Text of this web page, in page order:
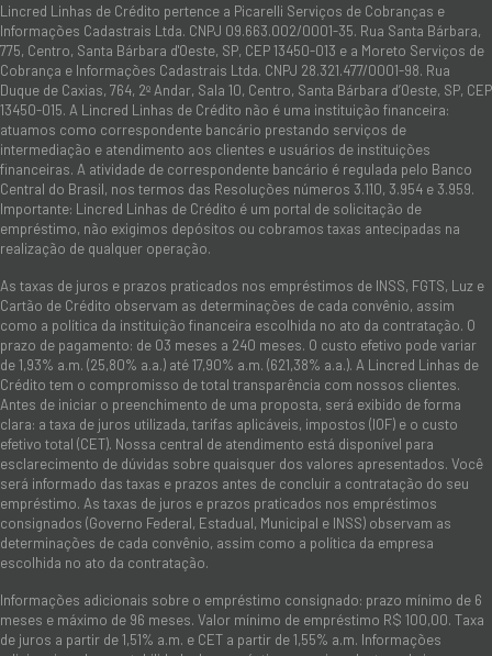
Lincred Linhas de Crédito pertence a Picarelli Serviços de Cobranças e
Informações Cadastrais Ltda. CNPJ 09.663.002/0001-35. Rua Santa Bárbara,
775, Centro, Santa Bárbara d'Oeste, SP, CEP 13450-013 e a Moreto Serviços de
Cobrança e Informações Cadastrais Ltda. CNPJ 28.321.477/0001-98. Rua
Duque de Caxias, 764, 2º Andar, Sala 10, Centro, Santa Bárbara d’Oeste, SP, CEP
13450-015. A Lincred Linhas de Crédito não é uma instituição financeira:
atuamos como correspondente bancário prestando serviços de
intermediação e atendimento aos clientes e usuários de instituições
financeiras. A atividade de correspondente bancário é regulada pelo Banco
Central do Brasil, nos termos das Resoluções números 3.110, 3.954 e 3.959.
Importante: Lincred Linhas de Crédito é um portal de solicitação de
empréstimo, não exigimos depósitos ou cobramos taxas antecipadas na
realização de qualquer operação.
As taxas de juros e prazos praticados nos empréstimos de INSS, FGTS, Luz e
Cartão de Crédito observam as determinações de cada convênio, assim
como a política da instituição financeira escolhida no ato da contratação. O
prazo de pagamento: de 03 meses a 240 meses. O custo efetivo pode variar
de 1,93% a.m. (25,80% a.a.) até 17,90% a.m. (621,38% a.a.). A Lincred Linhas de
Crédito tem o compromisso de total transparência com nossos clientes.
Antes de iniciar o preenchimento de uma proposta, será exibido de forma
clara: a taxa de juros utilizada, tarifas aplicáveis, impostos (IOF) e o custo
efetivo total (CET). Nossa central de atendimento está disponível para
esclarecimento de dúvidas sobre quaisquer dos valores apresentados. Você
será informado das taxas e prazos antes de concluir a contratação do seu
empréstimo. As taxas de juros e prazos praticados nos empréstimos
consignados (Governo Federal, Estadual, Municipal e INSS) observam as
determinações de cada convênio, assim como a política da empresa
escolhida no ato da contratação.
Informações adicionais sobre o empréstimo consignado: prazo mínimo de 6
meses e máximo de 96 meses. Valor mínimo de empréstimo R$ 100,00. Taxa
de juros a partir de 1,51% a.m. e CET a partir de 1,55% a.m. Informações